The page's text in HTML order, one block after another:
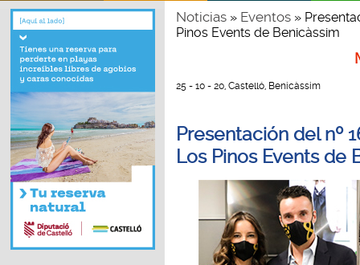
Noticias» Eventos»
Pinos Events de Benicàssim
25 - 10 - 20, Castelló, Benicàssim
Presentación del nº
Los Pinos Events de